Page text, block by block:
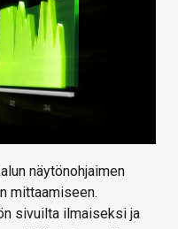
näytönohjaimen
mittaamiseen.
sivuilta ilmaiseksi ja